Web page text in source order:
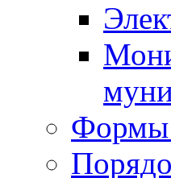
Формы